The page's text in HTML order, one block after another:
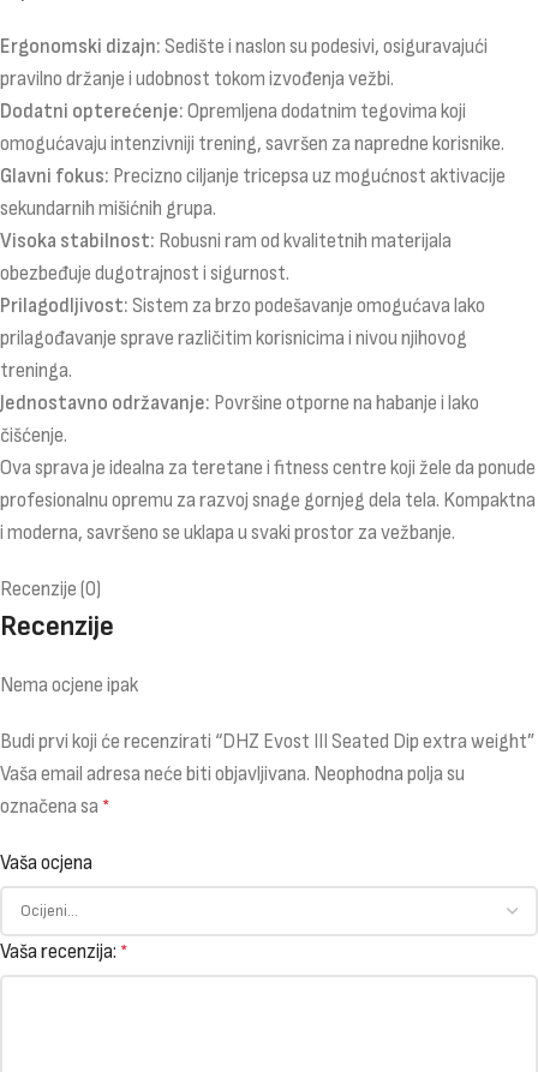
Ergonomski dizajn: Sedište i naslon su podesivi, osiguravajući
pravilno držanje i udobnost tokom izvođenja vežbi.
Dodatni opterećenje: Opremljena dodatnim tegovima koji
omogućavaju intenzivniji trening, savršen za napredne korisnike.
Glavni fokus: Precizno ciljanje tricepsa uz mogućnost aktivacije
sekundarnih mišićnih grupa.
Visoka stabilnost: Robusni ram od kvalitetnih materijala
obezbeđuje dugotrajnost i sigurnost.
Prilagodljivost: Sistem za brzo podešavanje omogućava lako
prilagođavanje sprave različitim korisnicima i nivou njihovog
treninga.
Jednostavno održavanje: Površine otporne na habanje i lako
čišćenje.
Ova sprava je idealna za teretane i fitness centre koji žele da ponude
profesionalnu opremu za razvoj snage gornjeg dela tela. Kompaktna
i moderna, savršeno se uklapa u svaki prostor za vežbanje.
Recenzije (0)
Recenzije
Nema ocjene ipak
Budi prvi koji će recenzirati “DHZ Evost III Seated Dip extra weight”
Vaša email adresa neće biti objavljivana. Neophodna polja su
označena sa *
Vaša ocjena
Vaša recenzija: *